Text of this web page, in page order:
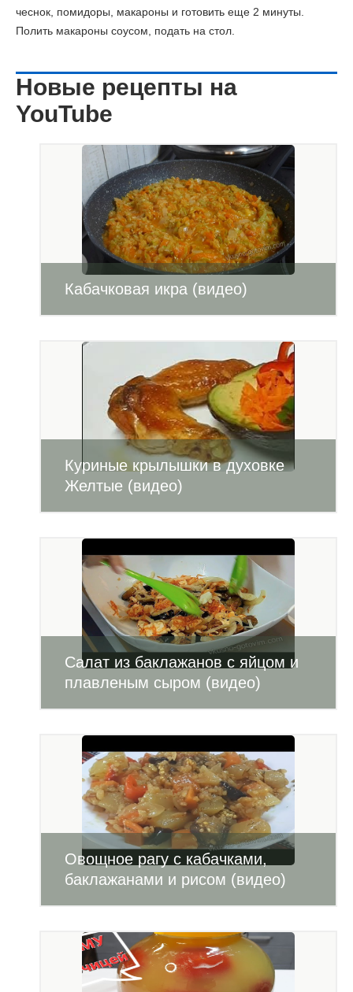
чеснок, помидоры, макароны и готовить еще 2 минуты.
Полить макароны соусом, подать на стол.
Новые рецепты на
YouTube
Кабачковая икра (видео)
Куриные крылышки в духовке
Желтые (видео)
Салат из баклажанов с яйцом и
плавленым сыром (видео)
Овощное рагу с кабачками,
баклажанами и рисом (видео)